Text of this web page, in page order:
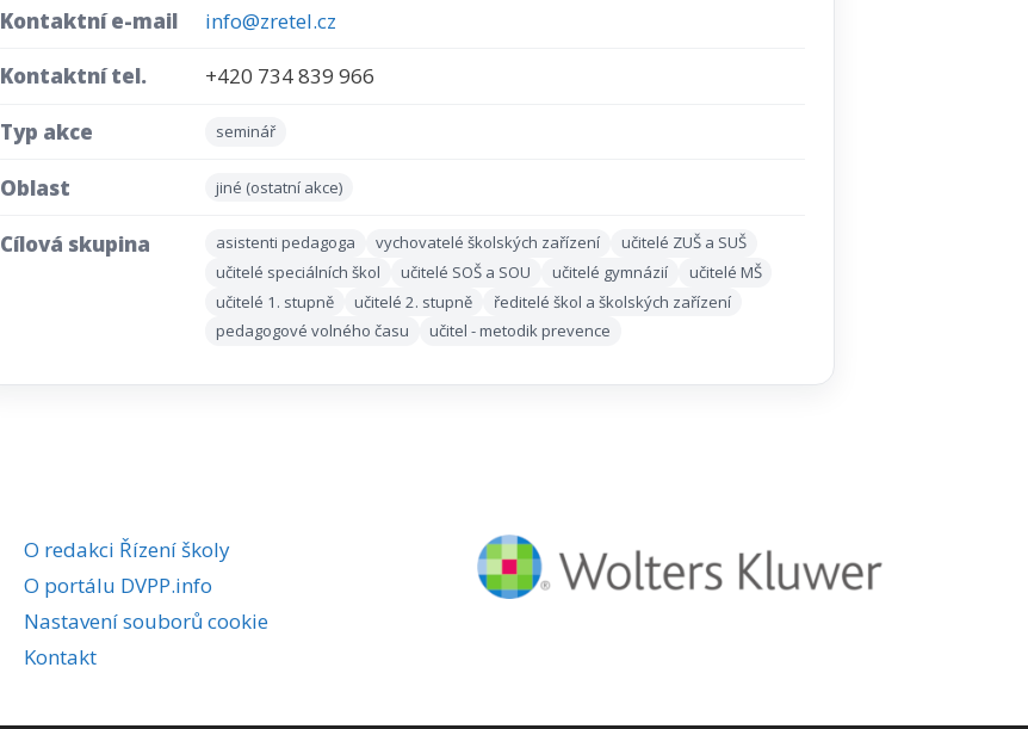
Kontaktní e-mail info@zretel.cz
Kontaktní tel. +420 734 839 966
Typ akce seminář
Oblast jiné (ostatní akce)
Cílová skupina asistenti pedagoga vychovatelé školských zařízení
učitelé ZUŠ a SUŠ
učitelé speciálních škol
učitelé SOŠ a SOU učitelé gymnázií
učitelé MŠ
učitelé 1. stupně
učitelé 2. stupně
ředitelé škol a školských zařízení
pedagogové volného času
učitel - metodik prevence
O redakci Řízení školy
O portálu DVPP.info
Nastavení souborů cookie
Kontakt